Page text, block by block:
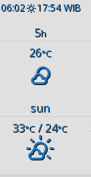
06:02 17:54 WIB
5h
26°C
sun
33°C / 24°C